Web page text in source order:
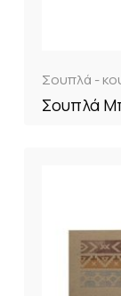
Σουπλά -
Σουπλά